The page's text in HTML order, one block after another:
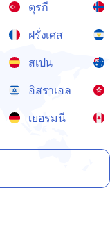
ตุรกี
ฝรั่งเศส
สเปน
อิสราเอล
เยอรมนี